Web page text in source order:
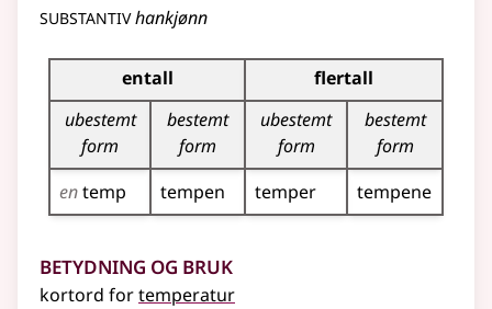
substantivhankjønn
Bøyingstabell for dette substantivet
entall
flertall
ubestemt
form
bestemt
form
ubestemt
form
bestemt
form
entemp tempen temper tempene
Betydning og bruk
kortord fortemperatur